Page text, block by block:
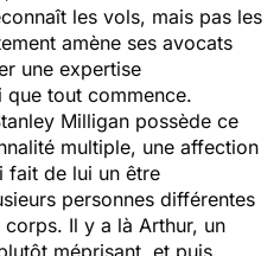
les vols, mais pas les
amène ses avocats
une expertise
tout commence.
Milligan possède ce
multiple, une affection
fait de lui un être
personnes différentes
Il y a là Arthur, un
méprisant, et puis